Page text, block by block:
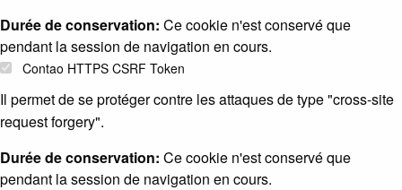
Durée de conservation: Ce cookie n'est conservé que
pendant la session de navigation en cours.
Contao HTTPS CSRF Token
Il permet de se protéger contre les attaques de type "cross-site
request forgery".
Durée de conservation: Ce cookie n'est conservé que
pendant la session de navigation en cours.